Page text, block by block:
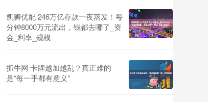
凯狮优配 246万亿存款一夜蒸发！每
分钟8000万元流出，钱都去哪了_资
金_利率_规模
抓牛网 卡牌越加越乱？真正难的
是“每一手都有意义”